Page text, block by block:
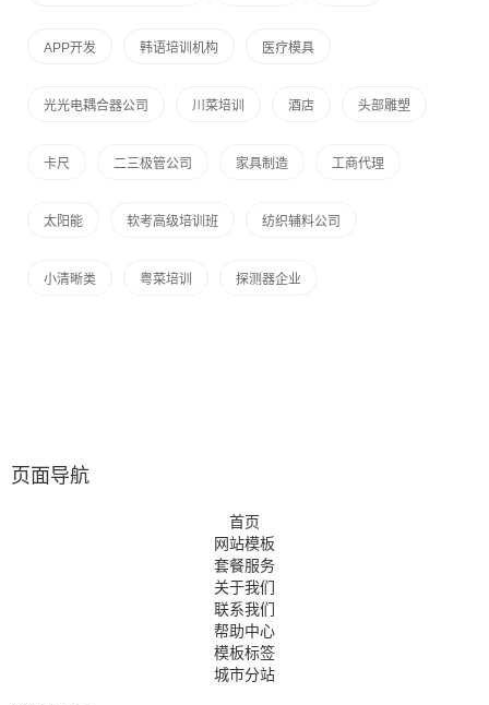
APP开发 韩语培训机构 医疗模具
光光电耦合器公司 川菜培训 酒店 头部雕塑
卡尺 二三极管公司 家具制造 工商代理
太阳能 软考高级培训班 纺织辅料公司
小清晰类 粤菜培训 探测器企业
页面导航
首页
网站模板
套餐服务
关于我们
联系我们
帮助中心
模板标签
城市分站